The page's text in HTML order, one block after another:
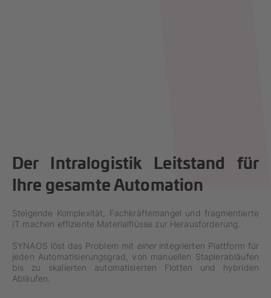
Der Intralogistik Leitstand für
Ihre gesamte Automation
Steigende Komplexität, Fachkräftemangel und fragmentierte
IT machen effiziente Materialflüsse zur Herausforderung.
SYNAOS löst das Problem mit einerintegrierten Plattform für
jeden Automatisierungsgrad, von manuellen Staplerabläufen
bis zu skalierten automatisierten Flotten und hybriden
Abläufen.